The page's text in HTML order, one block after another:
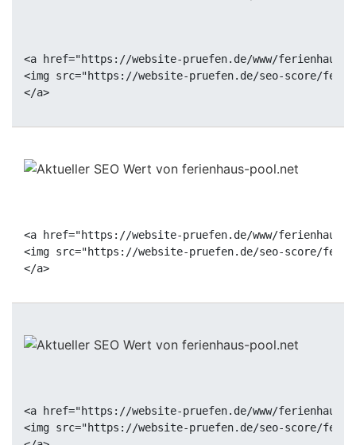
<a href="https://website-pruefen.de/www/
<img src="https://website-pruefen.de/seo-score/
<a href="https://website-pruefen.de/www/
<img src="https://website-pruefen.de/seo-score/
<a href="https://website-pruefen.de/www/
<img src="https://website-pruefen.de/seo-score/